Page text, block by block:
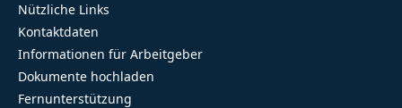
Nützliche Links
Kontaktdaten
Informationen für Arbeitgeber
Dokumente hochladen
Fernunterstützung